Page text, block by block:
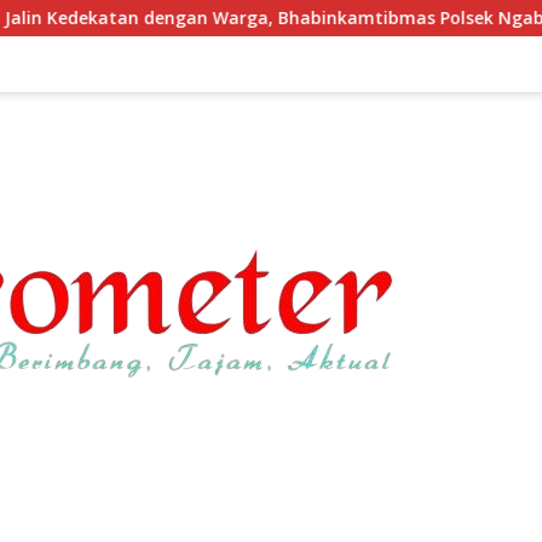
Bhabinkamtibmas Polsek Ngabang Sambangi Warung